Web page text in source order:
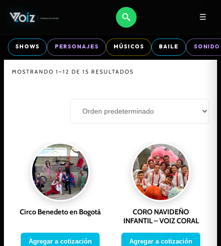
☰
SHOWS PERSONAJES MÚSICOS BAILE SONIDO
MOSTRANDO 1–12 DE 15 RESULTADOS
Circo Benedeto en Bogotá
Agregar a cotización
CORO NAVIDEÑO
INFANTIL – VOIZ CORAL
Agregar a cotización